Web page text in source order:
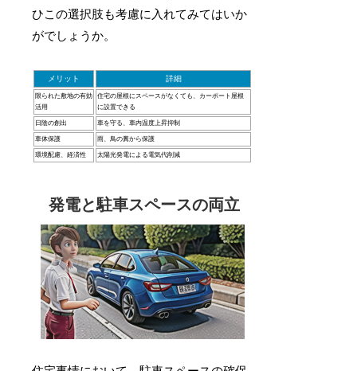
ひこの選択肢も考慮に入れてみてはいか
がでしょうか。
メリット 詳細
限られた敷地の有効
活用
住宅の屋根にスペースがなくても、カーポート屋根
に設置できる
日陰の創出 車を守る、車内温度上昇抑制
車体保護 雨、鳥の糞から保護
環境配慮、経済性 太陽光発電による電気代削減
発電と駐車スペースの両立